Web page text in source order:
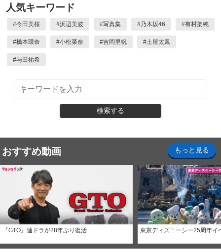
人気キーワード
#今田美桜 #浜辺美波 #写真集 #乃木坂46 #有村架純
#橋本環奈 #小松菜奈 #吉岡里帆 #土屋太鳳
#与田祐希
検索する
おすすめ動画 もっと見る
『GTO』連ドラが28年ぶり復活 東京ディズニーシー25周年イ